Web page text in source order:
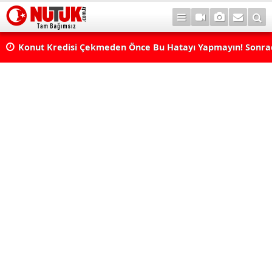
Konut Kredisi Çekmeden Önce Bu Hatayı Yapmayın!